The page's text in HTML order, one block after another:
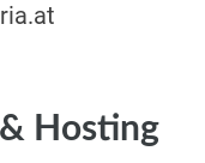
Hosting